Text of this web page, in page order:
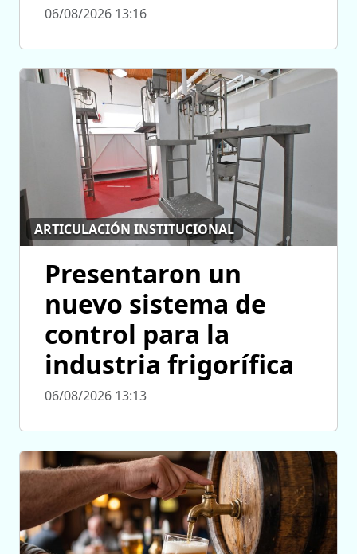
06/08/2026 13:16
ARTICULACIÓN INSTITUCIONAL
Presentaron un
nuevo sistema de
control para la
industria frigorífica
06/08/2026 13:13